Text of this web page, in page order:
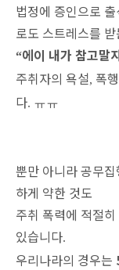
법정에 증인으로
로도 스트레스를
“에이 내가 참고말
주취자의 욕설, 폭
다. ㅠㅠ
뿐만 아니라 공무
하게 약한 것도
주취 폭력에 적절
있습니다.
우리나라의 경우는